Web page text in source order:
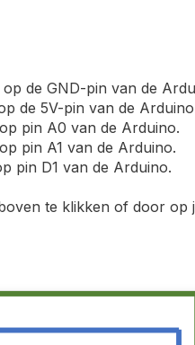
de GND-pin van de
de 5V-pin van de
pin A0 van de Arduino.
pin A1 van de Arduino.
pin D1 van de Arduino.
te klikken of door op